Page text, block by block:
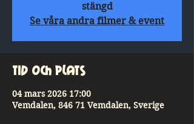
stängd
Se våra andra filmer & event
Tid och plats
04 mars 2026 17:00
Vemdalen, 846 71 Vemdalen, Sverige